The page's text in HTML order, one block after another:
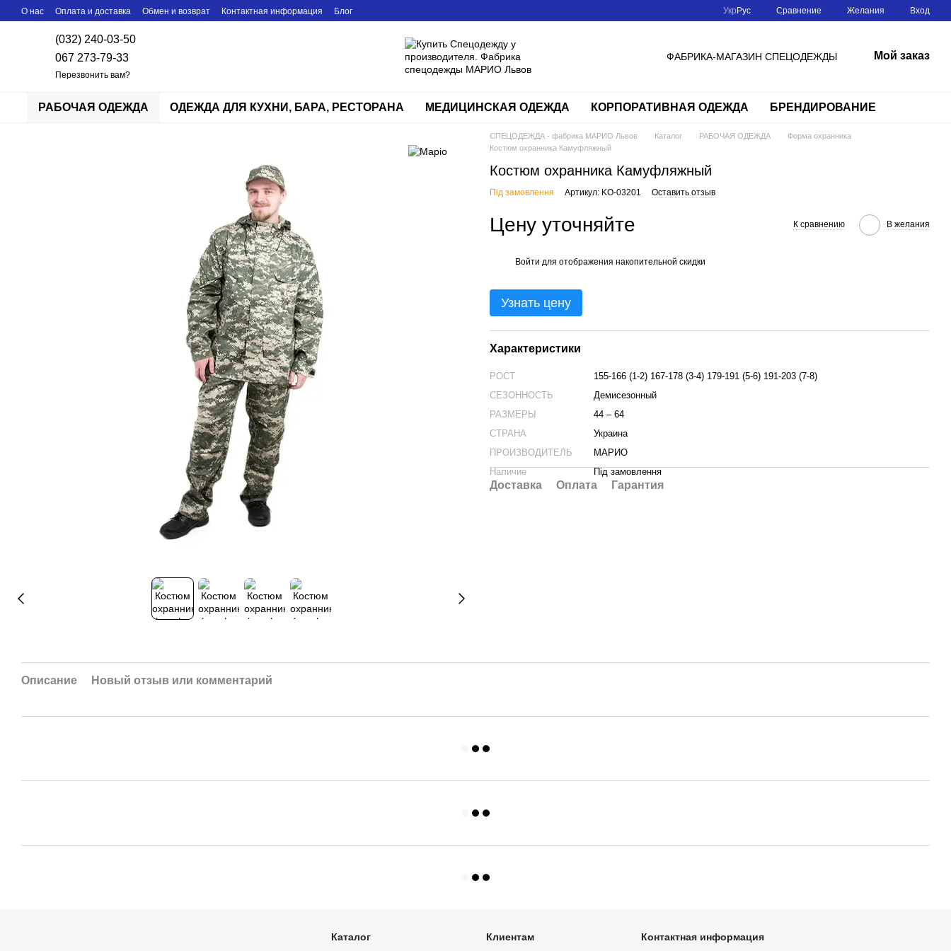
Перейти к основному контенту
О нас Оплата и доставка Обмен и возврат Контактная информация Блог Укр Рус Сравнение Желания Вход
(032) 240-03-50
067 273-79-33
Перезвонить вам?
ФАБРИКА-МАГАЗИН СПЕЦОДЕЖДЫ Мой заказ
РАБОЧАЯ ОДЕЖДА ОДЕЖДА ДЛЯ КУХНИ, БАРА, РЕСТОРАНА МЕДИЦИНСКАЯ ОДЕЖДА КОРПОРАТИВНАЯ ОДЕЖДА БРЕНДИРОВАНИЕ
СПЕЦОДЕЖДА - фабрика МАРИО Львов Каталог РАБОЧАЯ ОДЕЖДА
Форма охранника
Костюм охранника Камуфляжный
Костюм охранника Камуфляжный
Під замовлення Артикул: KO-03201 Оставить отзыв
Цену уточняйте К сравнению В желания
Войти для отображения накопительной скидки
Узнать цену
Характеристики
РОСТ
155-166 (1-2) 167-178 (3-4) 179-191 (5-6) 191-203 (7-8)
СЕЗОННОСТЬ
Демисезонный
РАЗМЕРЫ
44 – 64
СТРАНА
Украина
ПРОИЗВОДИТЕЛЬ
МАРИО
Наличие
Під замовлення
Доставка Оплата Гарантия
Описание Новый отзыв или комментарий
Каталог Клиентам Контактная информация